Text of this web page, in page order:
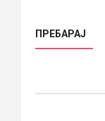
ПРЕБАРАЈ